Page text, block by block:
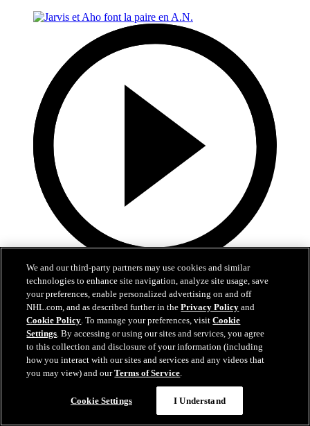
0:35
Jarvis et Aho font la paire en A.N.
CAR@NJD, #3: Jarvis complète un superbe échange avec Aho
26 avr. 2025
We and our third-party partners may use cookies and similar
technologies to enhance site navigation, analyze site usage, save
your preferences, enable personalized advertising on and off
NHL.com, and as described further in thePrivacy Policy and
Cookie Policy. To manage your preferences, visitCookie
Settings. By accessing or using our sites and services, you agree
to this collection and disclosure of your information (including
how you interact with our sites and services and any videos that
you may view) and ourTerms of Service.
Cookie Settings I Understand